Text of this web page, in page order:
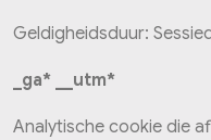
Geldigheidsduur:
_ga* __utm*
Analytische cookie die